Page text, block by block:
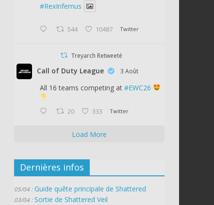
#RexInfernus
544 10487 Twitter
Treyarch Retweeté
Call of Duty League 3 Août
All 16 teams competing at #EWC26
20 333 Twitter
Load More
Dernières infos
05/04 : Guide quête principale de Shattered
03/04 : Sortie de Shattered Veil